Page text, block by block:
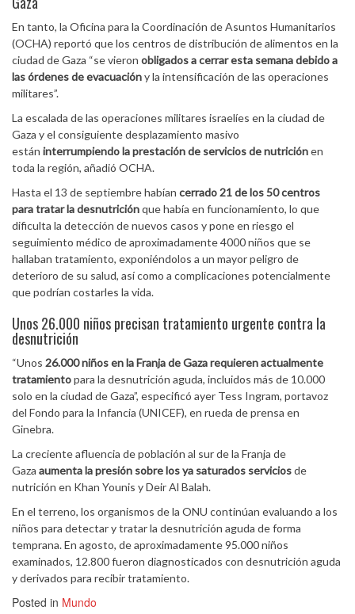
En tanto, la Oficina para la Coordinación de Asuntos Humanitarios
(OCHA) reportó que los centros de distribución de alimentos en la
ciudad de Gaza “se vieron obligados a cerrar esta semana debido a
las órdenes de evacuacióny la intensificación de las operaciones
militares”.
La escalada de las operaciones militares israelíes en la ciudad de
Gaza y el consiguiente desplazamiento masivo
están interrumpiendo la prestación de servicios de nutriciónen
toda la región, añadió OCHA.
Hasta el 13 de septiembre habían cerrado 21 de los 50 centros
para tratar la desnutriciónque había en funcionamiento, lo que
dificulta la detección de nuevos casos y pone en riesgo el
seguimiento médico de aproximadamente 4000 niños que se
hallaban tratamiento, exponiéndolos a un mayor peligro de
deterioro de su salud, así como a complicaciones potencialmente
que podrían costarles la vida.
Unos 26.000 niños precisan tratamiento urgente contra la
desnutrición
“Unos 26.000 niños en la Franja de Gaza requieren actualmente
tratamientopara la desnutrición aguda, incluidos más de 10.000
solo en la ciudad de Gaza”, especificó ayer Tess Ingram, portavoz
del Fondo para la Infancia (UNICEF), en rueda de prensa en
Ginebra.
La creciente afluencia de población al sur de la Franja de
Gaza aumenta la presión sobre los ya saturados serviciosde
nutrición en Khan Younis y Deir Al Balah.
En el terreno, los organismos de la ONU continúan evaluando a los
niños para detectar y tratar la desnutrición aguda de forma
temprana. En agosto, de aproximadamente 95.000 niños
examinados, 12.800 fueron diagnosticados con desnutrición aguda
y derivados para recibir tratamiento.
Posted in Mundo